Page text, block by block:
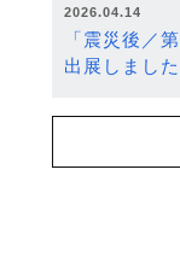
2026.04.14
「震災後／
出展しました